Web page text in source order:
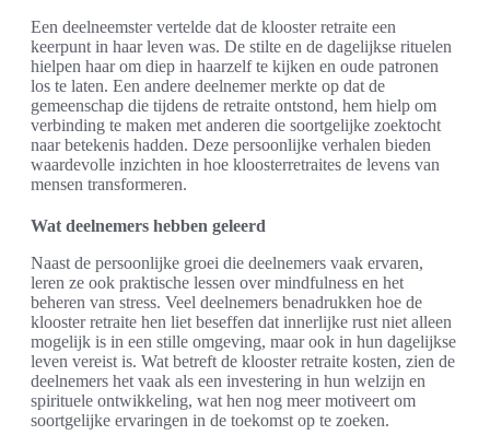
Een deelneemster vertelde dat de klooster retraite een
keerpunt in haar leven was. De stilte en de dagelijkse rituelen
hielpen haar om diep in haarzelf te kijken en oude patronen
los te laten. Een andere deelnemer merkte op dat de
gemeenschap die tijdens de retraite ontstond, hem hielp om
verbinding te maken met anderen die soortgelijke zoektocht
naar betekenis hadden. Deze persoonlijke verhalen bieden
waardevolle inzichten in hoe kloosterretraites de levens van
mensen transformeren.
Wat deelnemers hebben geleerd
Naast de persoonlijke groei die deelnemers vaak ervaren,
leren ze ook praktische lessen over mindfulness en het
beheren van stress. Veel deelnemers benadrukken hoe de
klooster retraite hen liet beseffen dat innerlijke rust niet alleen
mogelijk is in een stille omgeving, maar ook in hun dagelijkse
leven vereist is. Wat betreft de klooster retraite kosten, zien de
deelnemers het vaak als een investering in hun welzijn en
spirituele ontwikkeling, wat hen nog meer motiveert om
soortgelijke ervaringen in de toekomst op te zoeken.